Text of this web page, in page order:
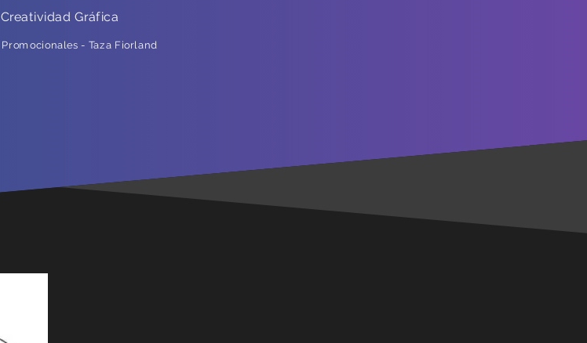
Creatividad Gráfica
Promocionales - Taza Fiorland